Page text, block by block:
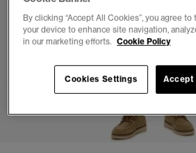
By clicking “Accept All Cookies”, you agree
your device to enhance site navigation,
in our marketing efforts. Cookie Policy
Cookies Settings Accept